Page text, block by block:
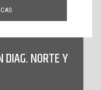
NORTE Y